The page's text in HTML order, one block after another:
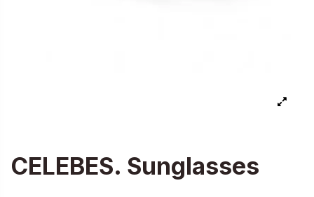
CELEBES. Sunglasses